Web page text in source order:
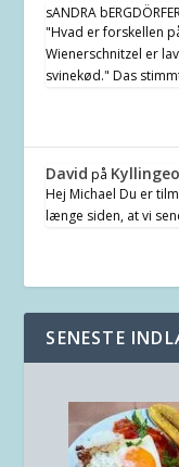
sANDRA
"Hvad er forskellen
Wienerschnitzel er
svinekød." Das
David på
Hej Michael Du er
længe siden, at vi
SENESTE